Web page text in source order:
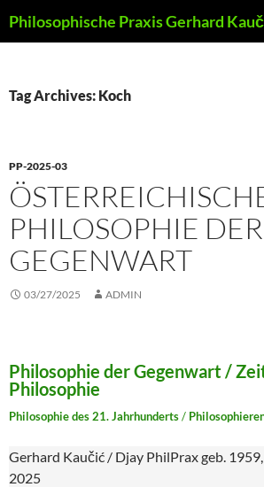
to
Tag Archives: Koch
PP-2025-03
PHILOSOPHIE DER
GEGENWART
03/27/2025 ADMIN
Philosophie der Gegenwart /
Philosophie
Philosophie des 21. Jahrhunderts/
Gerhard Kaučić / Djay PhilPrax geb.
2025